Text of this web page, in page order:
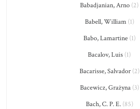
Babadjanian, Arno (2)
Babell, William(1)
Babo, Lamartine(1)
Bacalov, Luis (1)
Bacarisse, Salvador(2)
Bacewicz, Grażyna(3)
Bach, C. P. E.(85)